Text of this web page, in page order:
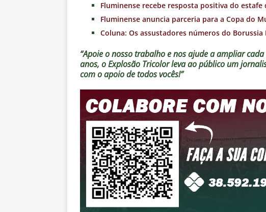
Fluminense recebe resposta positiva do
Fluminense anuncia parceria para a Copa do
Coluna: Os assustadores números do
“Apoie o nosso trabalho e nos ajude a ampliar
anos, o Explosão Tricolor leva ao público um
com o apoio de todos vocês!”